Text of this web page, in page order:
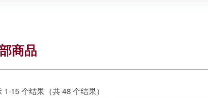
商品
1-15 个结果（共 48 个结果）